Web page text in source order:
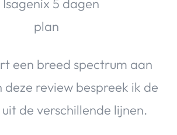
een breed spectrum aan
deze review bespreek ik de
de verschillende lijnen.